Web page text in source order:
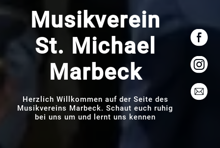
Musikverein
St. Michael
Marbeck
Herzlich Willkommen auf der Seite des
Musikvereins Marbeck. Schaut euch ruhig
bei uns um und lernt uns kennen